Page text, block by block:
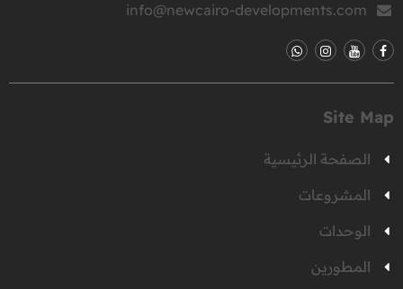
info@newcairo-developments.com
Site Map
الصفحة الرئيسية
المشروعات
الوحدات
المطورين